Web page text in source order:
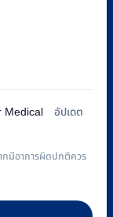
Medical
อัปเดต
กมีอาการผิดปกติควร